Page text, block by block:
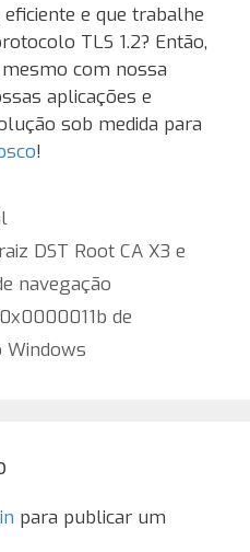
e que trabalhe
TLS 1.2? Então,
com nossa
aplicações e
sob medida para
!
DST Root CA X3 e
navegação
de
Windows
para publicar um